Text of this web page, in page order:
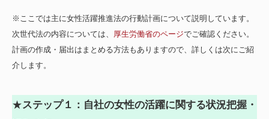
※ここでは主に女性活躍推進法の行動計画について説明しています。
次世代法の内容については、 厚生労働省のページでご確認ください。
計画の作成・届出はまとめる方法もありますので、詳しくは次にご紹
介します。
★ステップ１：自社の女性の活躍に関する状況把握・